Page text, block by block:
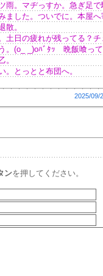
雨。マヂっすか。急ぎ足で
ました。ついでに。本屋
散。
土日の疲れが残ってる？チ
。(o_ _)oﾊﾞﾀｯ 晩飯喰っ
。
とっとと布団へ。
2025/09/
ンを押してください。